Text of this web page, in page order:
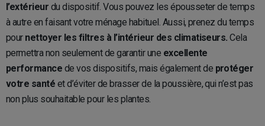
l’extérieur du dispositif. Vous pouvez les épousseter de temps
à autre en faisant votre ménage habituel. Aussi, prenez du temps
pour nettoyer les filtres à l’intérieur des climatiseurs. Cela
permettra non seulement de garantir une excellente
performance de vos dispositifs, mais également de protéger
votre santé et d’éviter de brasser de la poussière, qui n’est pas
non plus souhaitable pour les plantes.